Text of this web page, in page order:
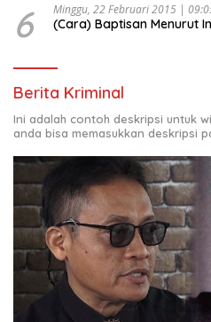
6 Minggu, 22 Februari 2015 |
(Cara) Baptisan Menurut
Berita Kriminal
Ini adalah contoh deskripsi untuk
anda bisa memasukkan deskripsi